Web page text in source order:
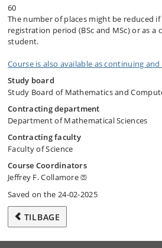
60
The number of places might be reduced
registration period (BSc and MSc) or as a
student.
Course is also available as continuing
Study board
Study Board of Mathematics and
Contracting department
Department of Mathematical Sciences
Contracting faculty
Faculty of Science
Course Coordinators
Jeffrey F. Collamore
Saved on the 24-02-2025
TILBAGE